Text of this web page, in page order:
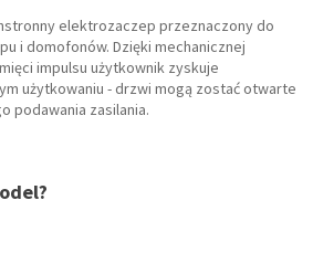
elektrozaczep przeznaczony do
i domofonów. Dzięki mechanicznej
impulsu użytkownik zyskuje
użytkowaniu - drzwi mogą zostać otwarte
podawania zasilania.